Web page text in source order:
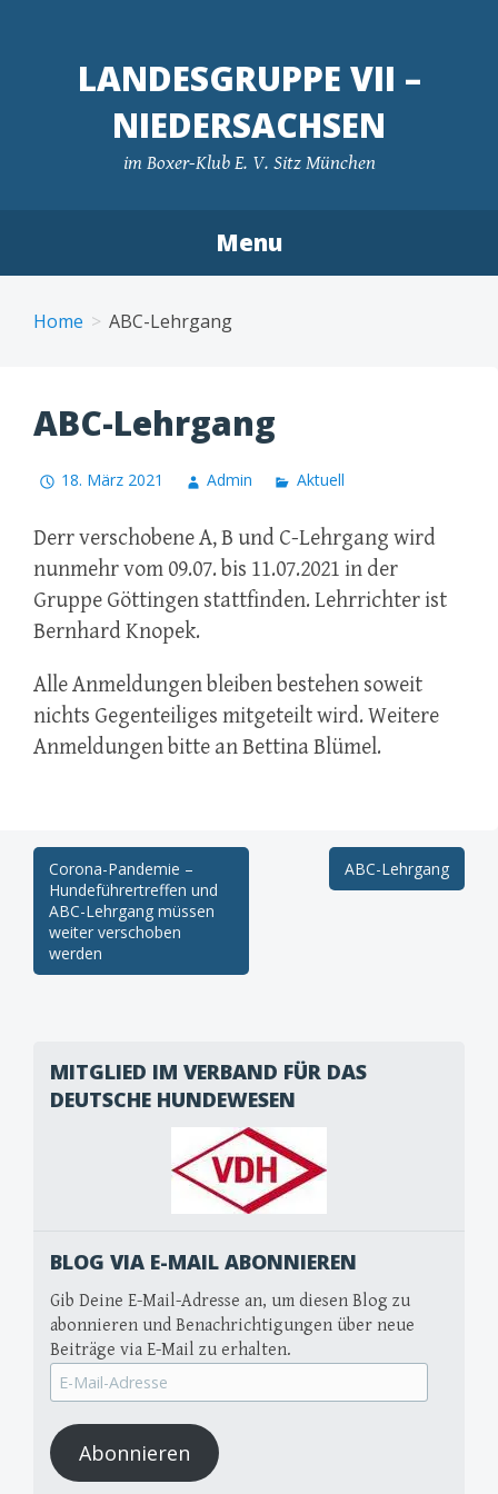
LANDESGRUPPE VII –
NIEDERSACHSEN
im Boxer-Klub E. V. Sitz München
Menu
Home ABC-Lehrgang
ABC-Lehrgang
18. März 2021 Admin Aktuell
Derr verschobene A, B und C-Lehrgang wird
nunmehr vom 09.07. bis 11.07.2021 in der
Gruppe Göttingen stattfinden. Lehrrichter ist
Bernhard Knopek.
Alle Anmeldungen bleiben bestehen soweit
nichts Gegenteiliges mitgeteilt wird. Weitere
Anmeldungen bitte an Bettina Blümel.
Post
navigation
Corona-Pandemie –
Hundeführertreffen und
ABC-Lehrgang müssen
weiter verschoben
werden
ABC-Lehrgang
MITGLIED IM VERBAND FÜR DAS
DEUTSCHE HUNDEWESEN
BLOG VIA E-MAIL ABONNIEREN
Gib Deine E-Mail-Adresse an, um diesen Blog zu
abonnieren und Benachrichtigungen über neue
Beiträge via E-Mail zu erhalten.
E-
Mail-
Adresse
Abonnieren